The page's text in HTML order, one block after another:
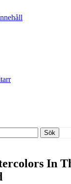
Sök
In